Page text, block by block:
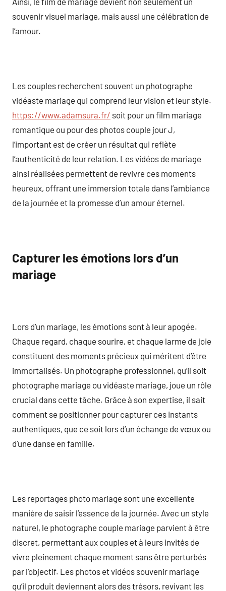
souvenir visuel mariage, mais aussi une célébration de
l’amour.
Les couples recherchent souvent un photographe
vidéaste mariage qui comprend leur vision et leur style.
https://www.adamsura.fr/ soit pour un film mariage
romantique ou pour des photos couple jour J,
l’important est de créer un résultat qui reflète
l’authenticité de leur relation. Les vidéos de mariage
ainsi réalisées permettent de revivre ces moments
heureux, offrant une immersion totale dans l’ambiance
de la journée et la promesse d’un amour éternel.
Capturer les émotions lors d’un
mariage
Lors d’un mariage, les émotions sont à leur apogée.
Chaque regard, chaque sourire, et chaque larme de joie
constituent des moments précieux qui méritent d’être
immortalisés. Un photographe professionnel, qu’il soit
photographe mariage ou vidéaste mariage, joue un rôle
crucial dans cette tâche. Grâce à son expertise, il sait
comment se positionner pour capturer ces instants
authentiques, que ce soit lors d’un échange de vœux ou
d’une danse en famille.
Les reportages photo mariage sont une excellente
manière de saisir l’essence de la journée. Avec un style
naturel, le photographe couple mariage parvient à être
discret, permettant aux couples et à leurs invités de
vivre pleinement chaque moment sans être perturbés
par l’objectif. Les photos et vidéos souvenir mariage
qu’il produit deviennent alors des trésors, revivant les